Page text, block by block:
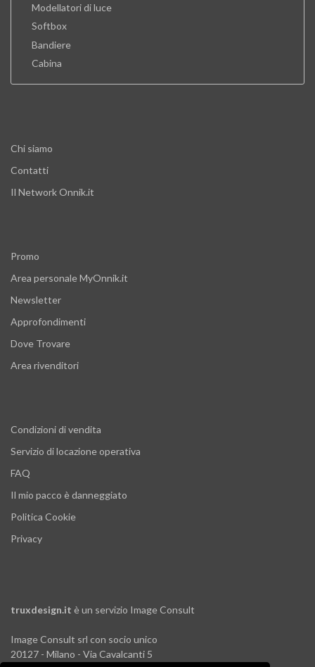
Modellatori di luce
Softbox
Bandiere
Cabina
Chi siamo
Contatti
Il Network Onnik.it
Promo
Area personale MyOnnik.it
Newsletter
Approfondimenti
Dove Trovare
Area rivenditori
Condizioni di vendita
Servizio di locazione operativa
FAQ
Il mio pacco è danneggiato
Politica Cookie
Privacy
truxdesign.it è un servizio Image Consult
Image Consult srl con socio unico
20127 - Milano - Via Cavalcanti 5